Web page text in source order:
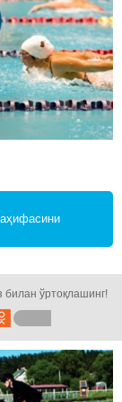
билан ўртоқлашинг!